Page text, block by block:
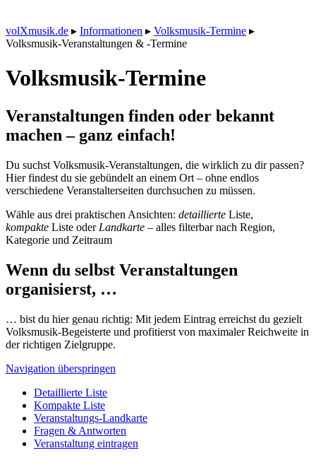
volXmusik.de ▸ Informationen ▸ Volksmusik-Termine ▸
Volksmusik-Veranstaltungen & -Termine
Volksmusik-Termine
Veranstaltungen finden oder bekannt
machen – ganz einfach!
Du suchst Volksmusik-Veranstaltungen, die wirklich zu dir passen?
Hier findest du sie gebündelt an einem Ort – ohne endlos
verschiedene Veranstalterseiten durchsuchen zu müssen.
Wähle aus drei praktischen Ansichten: detaillierte Liste,
kompakte Liste oder Landkarte – alles filterbar nach Region,
Kategorie und Zeitraum
Wenn du selbst Veranstaltungen
organisierst, …
… bist du hier genau richtig: Mit jedem Eintrag erreichst du gezielt
Volksmusik-Begeisterte und profitierst von maximaler Reichweite in
der richtigen Zielgruppe.
Navigation überspringen
Detaillierte Liste
Kompakte Liste
Veranstaltungs-Landkarte
Fragen & Antworten
Veranstaltung eintragen